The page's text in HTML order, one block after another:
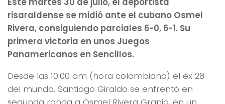
risaraldense se midió ante el cubano Osmel
Rivera, consiguiendo parciales 6-0, 6-1. Su
primera victoria en unos Juegos
Panamericanos en Sencillos.
Desde las 10:00 am (hora colombiana) el ex 28
del mundo, Santiago Giraldo se enfrentó en